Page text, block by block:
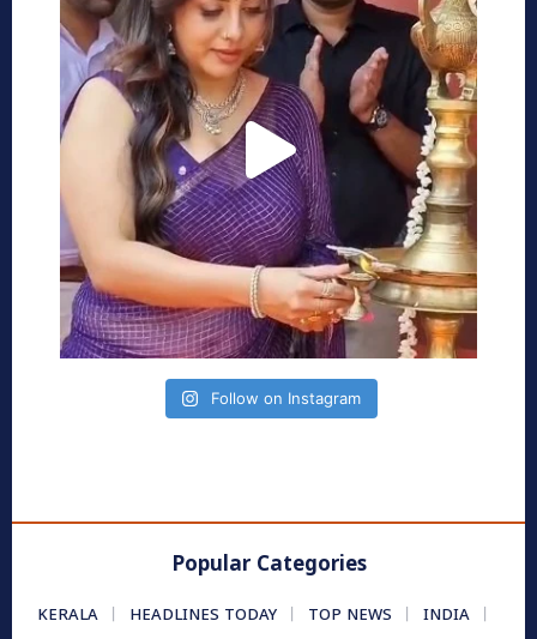
Follow on Instagram
Popular Categories
KERALA HEADLINES TODAY TOP NEWS
INDIA